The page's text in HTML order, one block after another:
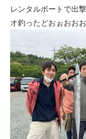
レンタルボートで出
オ釣ったどおぉおお